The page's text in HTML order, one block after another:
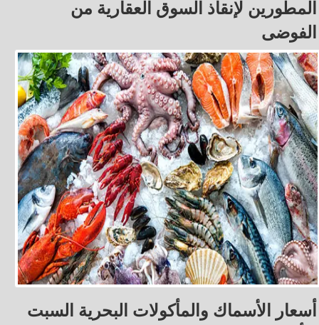
المطورين لإنقاذ السوق العقارية من
الفوضى
أسعار الأسماك والمأكولات البحرية السبت